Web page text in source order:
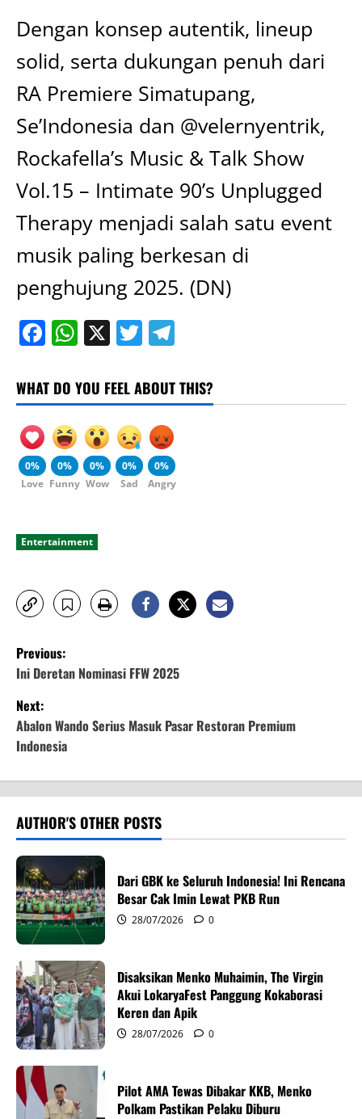
Dengan konsep autentik, lineup
solid, serta dukungan penuh dari
RA Premiere Simatupang,
Se’Indonesia dan @velernyentrik,
Rockafella’s Music & Talk Show
Vol.15 – Intimate 90’s Unplugged
Therapy menjadi salah satu event
musik paling berkesan di
penghujung 2025. (DN)
Facebook
WhatsApp
X Twitter
WHAT DO YOU FEEL ABOUT THIS?
0%
Love
0%
Funny
0%
Wow
0%
Sad
0%
Angry
Entertainment
P
o
s
t
n
a
v
i
g
a
t
i
o
n
Previous:
Ini Deretan Nominasi FFW 2025
Next:
Abalon Wando Serius Masuk Pasar Restoran Premium
Indonesia
AUTHOR'S OTHER POSTS
Dari GBK ke Seluruh Indonesia! Ini Rencana
Besar Cak Imin Lewat PKB Run
28/07/2026 0
Disaksikan Menko Muhaimin, The Virgin
Akui LokaryaFest Panggung Kokaborasi
Keren dan Apik
28/07/2026 0
Pilot AMA Tewas Dibakar KKB, Menko
Polkam Pastikan Pelaku Diburu